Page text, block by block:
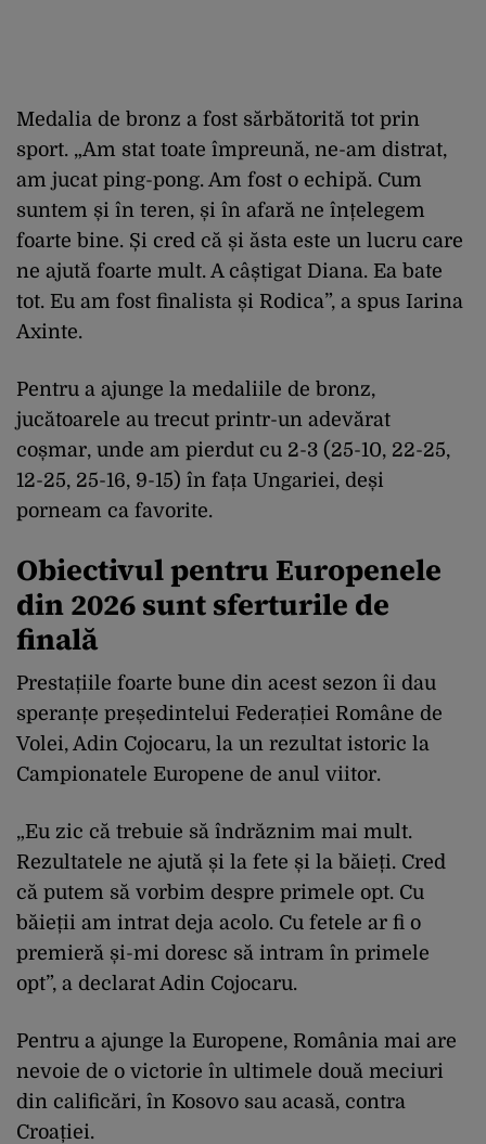
Medalia de bronz a fost sărbătorită tot prin
sport. „Am stat toate împreună, ne-am distrat,
am jucat ping-pong. Am fost o echipă. Cum
suntem și în teren, și în afară ne înțelegem
foarte bine. Și cred că și ăsta este un lucru care
ne ajută foarte mult. A câștigat Diana. Ea bate
tot. Eu am fost finalista și Rodica”, a spus Iarina
Axinte.
Pentru a ajunge la medaliile de bronz,
jucătoarele au trecut printr-un adevărat
coșmar, unde am pierdut cu 2-3 (25-10, 22-25,
12-25, 25-16, 9-15) în fața Ungariei, deși
porneam ca favorite.
Obiectivul pentru Europenele
din 2026 sunt sferturile de
finală
Prestațiile foarte bune din acest sezon îi dau
speranțe președintelui Federației Române de
Volei, Adin Cojocaru, la un rezultat istoric la
Campionatele Europene de anul viitor.
„Eu zic că trebuie să îndrăznim mai mult.
Rezultatele ne ajută și la fete și la băieți. Cred
că putem să vorbim despre primele opt. Cu
băieții am intrat deja acolo. Cu fetele ar fi o
premieră și-mi doresc să intram în primele
opt”, a declarat Adin Cojocaru.
Pentru a ajunge la Europene, România mai are
nevoie de o victorie în ultimele două meciuri
din calificări, în Kosovo sau acasă, contra
Croației.